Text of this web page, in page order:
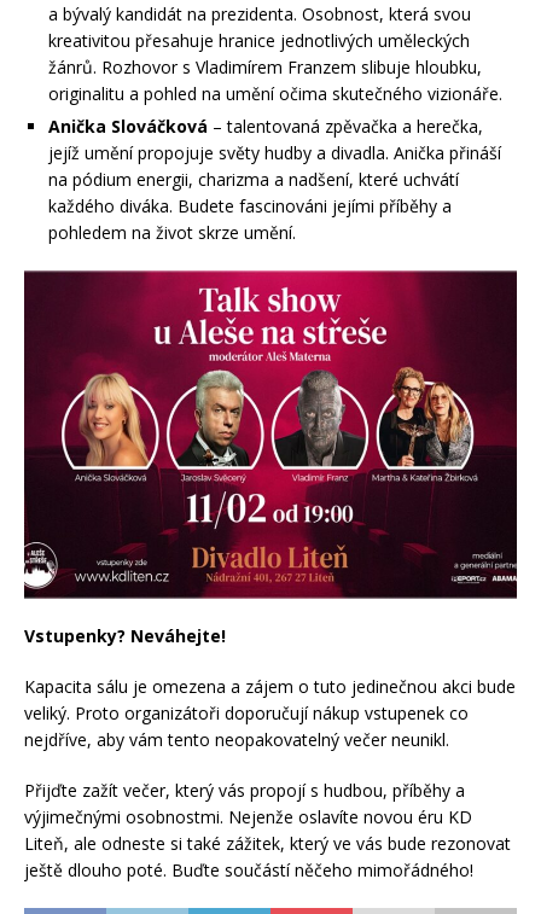
a bývalý kandidát na prezidenta. Osobnost, která svou
kreativitou přesahuje hranice jednotlivých uměleckých
žánrů. Rozhovor s Vladimírem Franzem slibuje hloubku,
originalitu a pohled na umění očima skutečného vizionáře.
Anička Slováčková – talentovaná zpěvačka a herečka,
jejíž umění propojuje světy hudby a divadla. Anička přináší
na pódium energii, charizma a nadšení, které uchvátí
každého diváka. Budete fascinováni jejími příběhy a
pohledem na život skrze umění.
Vstupenky? Neváhejte!
Kapacita sálu je omezena a zájem o tuto jedinečnou akci bude
veliký. Proto organizátoři doporučují nákup vstupenek co
nejdříve, aby vám tento neopakovatelný večer neunikl.
Přijďte zažít večer, který vás propojí s hudbou, příběhy a
výjimečnými osobnostmi. Nejenže oslavíte novou éru KD
Liteň, ale odneste si také zážitek, který ve vás bude rezonovat
ještě dlouho poté. Buďte součástí něčeho mimořádného!